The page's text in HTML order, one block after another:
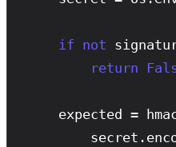
if not
return
expected =
        secret.